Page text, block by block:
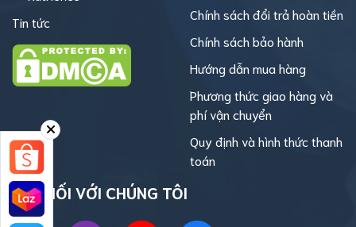
Tin tức
Chính sách đổi trả hoàn tiền
Chính sách bảo hành
Hướng dẫn mua hàng
Phương thức giao hàng và
phí vận chuyển
Quy định và hình thức thanh
toán
KẾT NỐI VỚI CHÚNG TÔI